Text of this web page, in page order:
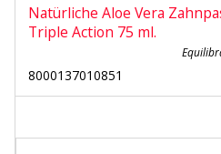
Natürliche Aloe Vera
Triple Action 75 ml.
8000137010851